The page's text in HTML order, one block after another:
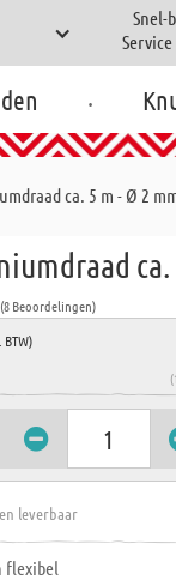
Snel-
.
ca. 5 m - Ø 2
(8 Beoordelingen)
BTW)
leverbaar
flexibel